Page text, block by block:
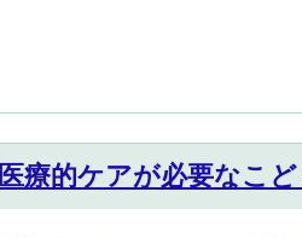
医療的ケアが必要なこ